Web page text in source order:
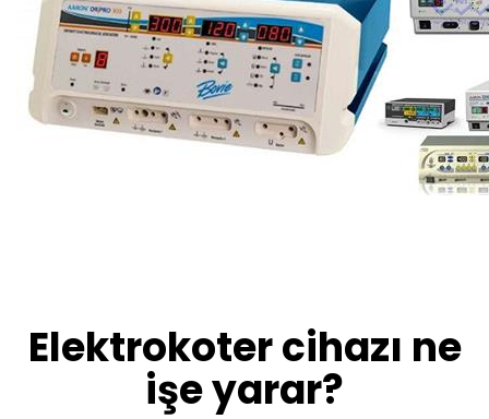
Elektrokoter cihazı ne
işe yarar?